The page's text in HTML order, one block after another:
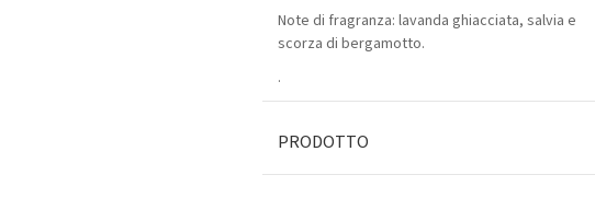
Note di fragranza: lavanda ghiacciata, salvia e
scorza di bergamotto.
.
PRODOTTO